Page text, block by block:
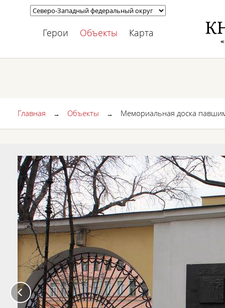
Герои Объекты Карта
Главная → Объекты → Мемориальная доска